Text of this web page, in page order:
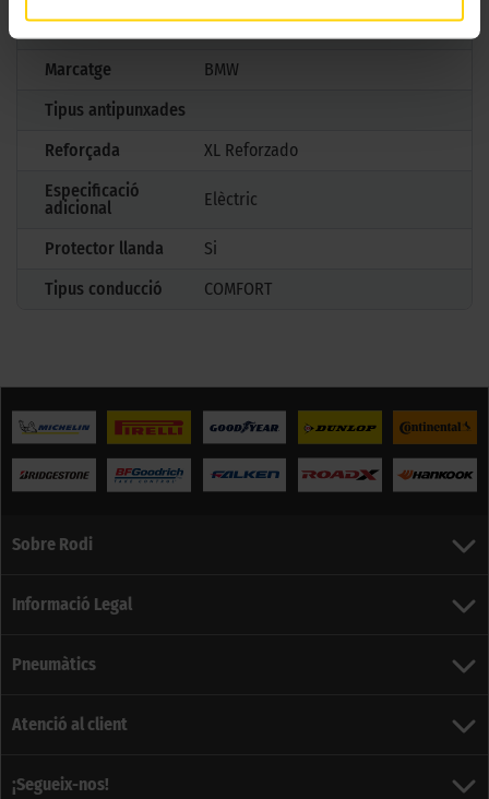
3PMSF
No
Marcatge
BMW
Tipus antipunxades
Reforçada
XL Reforzado
Especificació
adicional
Elèctric
Protector llanda
Si
Tipus conducció
COMFORT
Sobre Rodi
Informació Legal
Pneumàtics
Atenció al client
¡Segueix-nos!